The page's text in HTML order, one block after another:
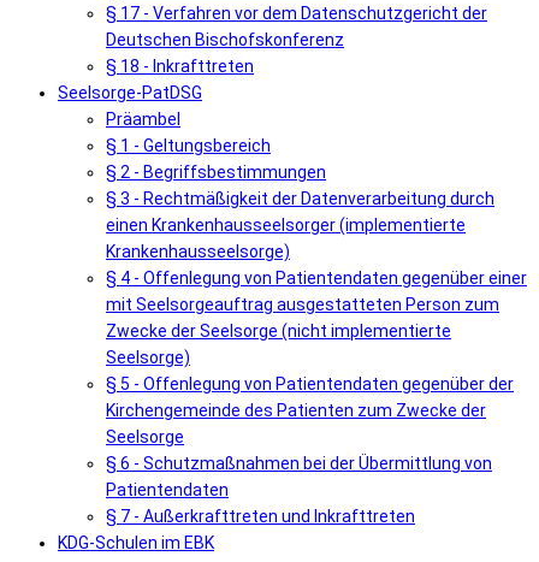
§ 17 - Verfahren vor dem Datenschutzgericht der
Deutschen Bischofskonferenz
§ 18 - Inkrafttreten
Seelsorge-PatDSG
Präambel
§ 1 - Geltungsbereich
§ 2 - Begriffsbestimmungen
§ 3 - Rechtmäßigkeit der Datenverarbeitung durch
einen Krankenhausseelsorger (implementierte
Krankenhausseelsorge)
§ 4 - Offenlegung von Patientendaten gegenüber einer
mit Seelsorgeauftrag ausgestatteten Person zum
Zwecke der Seelsorge (nicht implementierte
Seelsorge)
§ 5 - Offenlegung von Patientendaten gegenüber der
Kirchengemeinde des Patienten zum Zwecke der
Seelsorge
§ 6 - Schutzmaßnahmen bei der Übermittlung von
Patientendaten
§ 7 - Außerkrafttreten und Inkrafttreten
KDG-Schulen im EBK